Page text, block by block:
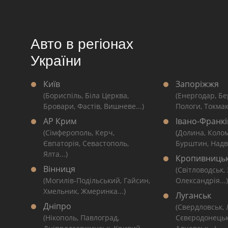
Авто в регіонах
України
Київ
(Бориспіль, Біла Церква,
Бровари, Фастів, Вишневе...)
АР Крим
(Сімферополь, Керч,
Євпаторія, Севастополь,
Ялта...)
Вінниця
(Могилів-Подільський, Гайсин,
Хмельник, Жмеринка...)
Дніпро
(Нікополь, Павлоград,
Запоріжжя
(Енергодар,
Пологи,
Івано-
(Долина,
Бурштин,
Олександрія...)
Луганськ
(Свердловськ,